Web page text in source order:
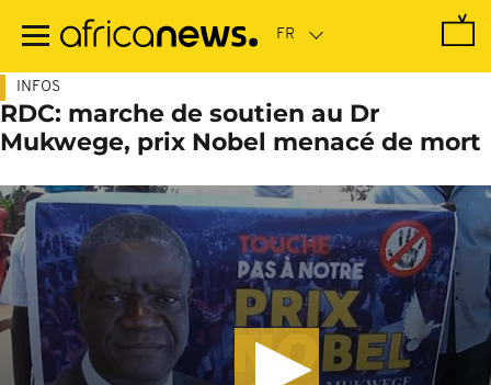
contenu
INFOS
RDC: marche de soutien au Dr
Mukwege, prix Nobel menacé de mort